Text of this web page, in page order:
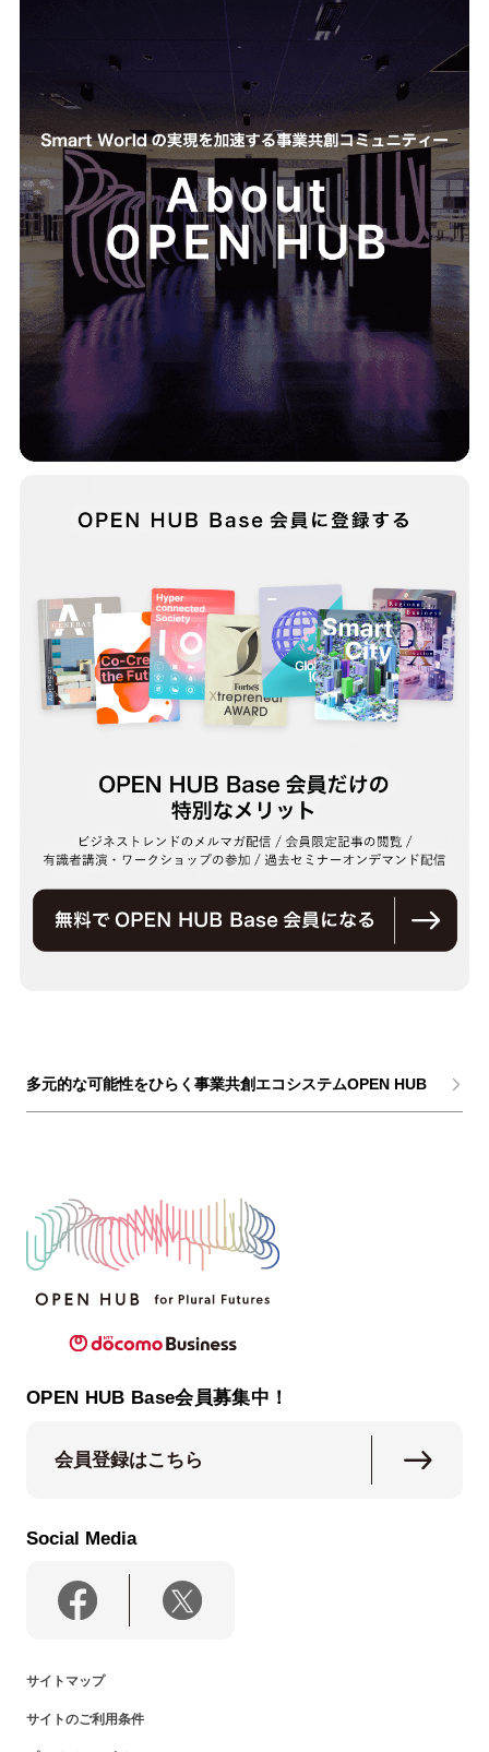
多元的な可能性をひらく事業共創エコシステムOPEN HUB
OPEN HUB Base会員募集中！
会員登録はこちら
Social Media
サイトマップ
サイトのご利用条件